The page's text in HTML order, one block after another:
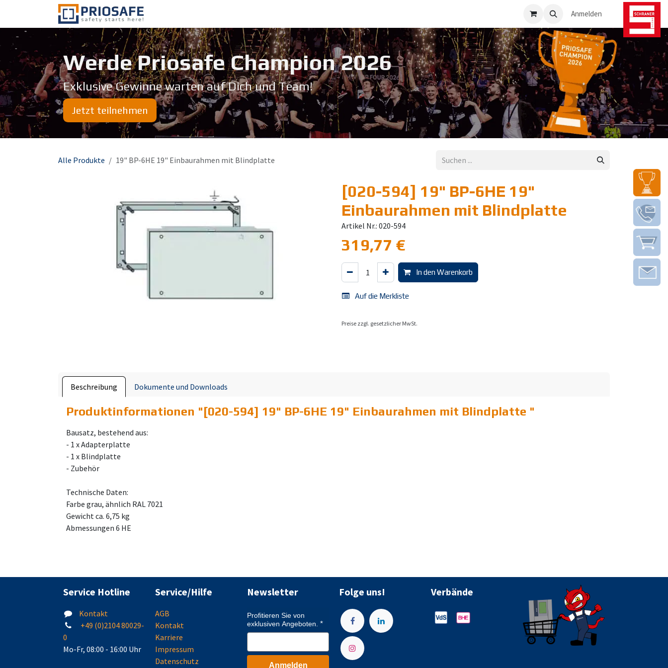
Zum Inhalt springen
Anmelden
Jetzt teilnehmen
Werde Priosafe Champion 20​26
Exklusive Gewinne warten auf Dich und Team!
Alle Produkte 19" BP-6HE 19" Einbaurahmen mit Blindplatte
[020-594] 19" BP-6HE 19"
Einbaurahmen mit Blindplatte
Artikel Nr.: 020-594
319,77 €
In den Warenkorb
Auf die Merkliste
Preise zzgl. gesetzlicher MwSt.
Beschreibung Dokumente und Downloads
Produktinformationen "[020-594] 19" BP-6HE 19" Einbaurahmen mit Blindplatte "
Bausatz, bestehend aus:
- 1 x Adapterplatte
- 1 x Blindplatte
- Zubehör
Technische Daten:
Farbe grau, ähnlich RAL 7021
Gewicht ca. 6,75 kg
Abmessungen 6 HE
Service Hotline
Kontakt
+49 (0)2104 80029-
0
Mo-Fr, 08:00 - 16:00 Uhr
Service/Hilfe
AGB
Kontakt
Karriere
Impressum
Datenschutz
Newsletter
Profitieren Sie von
exklusiven Angeboten.
Anmelden
Folge uns! Verbände